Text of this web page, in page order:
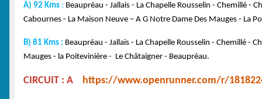
A) 92 Kms : Beaupréau - Jallais - La Chapelle Rousselin - Chemillé -
Cabournes - La Maison Neuve – A G Notre Dame Des Mauges - La
B) 81 Kms : Beaupréau - Jallais - La Chapelle Rousselin - Chemillé -
Mauges - la Poitevinière - Le Châtaigner - Beaupréau.
CIRCUIT : A https://www.openrunner.com/r/